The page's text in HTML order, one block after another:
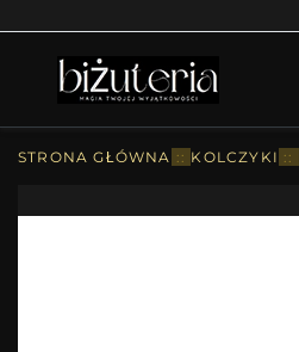
STRONA GŁÓWNA :: KOLCZYKI ::